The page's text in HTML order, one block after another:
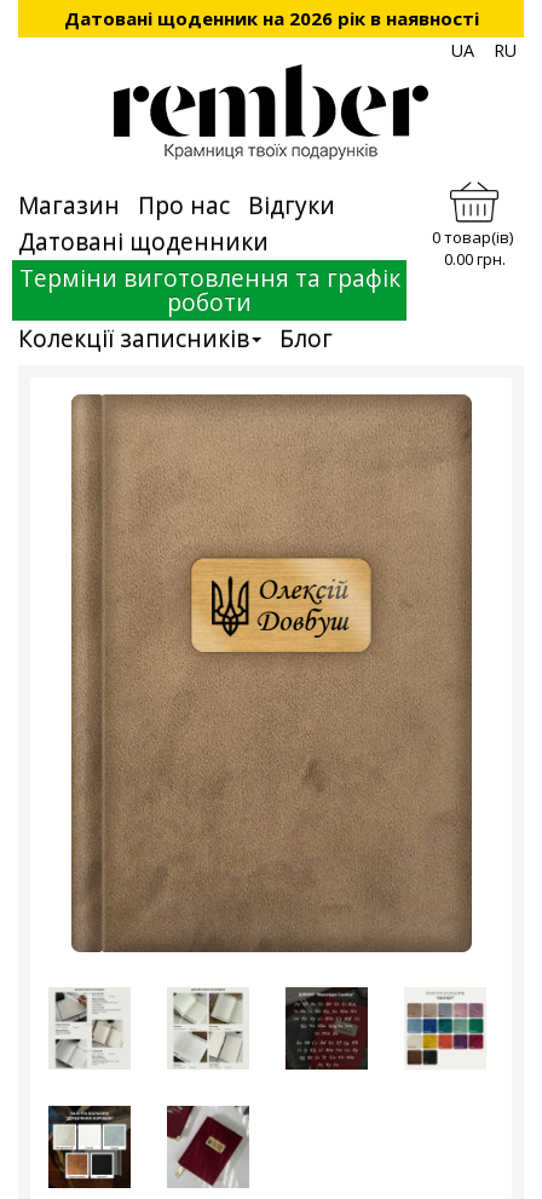
Датовані щоденник на 2026 рік в наявності
UA RU
Магазин Про нас
Відгуки
Датовані щоденники
Терміни виготовлення та графік
роботи
Колекції записників
Блог
0 товар(ів)
0.00 грн.